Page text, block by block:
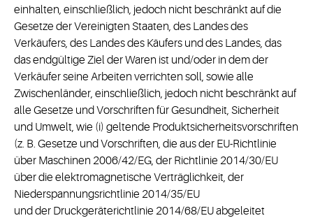
einhalten, einschließlich, jedoch nicht beschränkt auf die
Gesetze der Vereinigten Staaten, des Landes des
Verkäufers, des Landes des Käufers und des Landes, das
das endgültige Ziel der Waren ist und/oder in dem der
Verkäufer seine Arbeiten verrichten soll, sowie alle
Zwischenländer, einschließlich, jedoch nicht beschränkt auf
alle Gesetze und Vorschriften für Gesundheit, Sicherheit
und Umwelt, wie (i) geltende Produktsicherheitsvorschriften
(z. B. Gesetze und Vorschriften, die aus der EU-Richtlinie
über Maschinen 2006/42/EG, der Richtlinie 2014/30/EU
über die elektromagnetische Verträglichkeit, der
Niederspannungsrichtlinie 2014/35/EU
und der Druckgeräterichtlinie 2014/68/EU abgeleitet